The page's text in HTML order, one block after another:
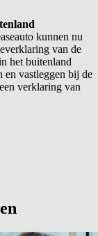
kunnen nu
van de
het buitenland
en vastleggen bij de
verklaring van